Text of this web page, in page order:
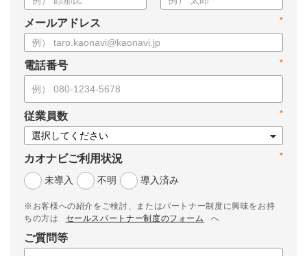
*
メールアドレス
*
電話番号
*
従業員数
*
カオナビご利用状況
未導入
不明 導入済み
※お客様への紹介をご検討、またはパートナー制度に興味をお持
ちの方は
セールスパートナー制度のフォーム へ
ご質問等